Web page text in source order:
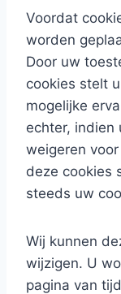
Voordat
worden
Door uw
cookies stelt
mogelijke
echter, indien
weigeren
deze cookies
steeds uw
Wij kunnen
wijzigen. U
pagina van